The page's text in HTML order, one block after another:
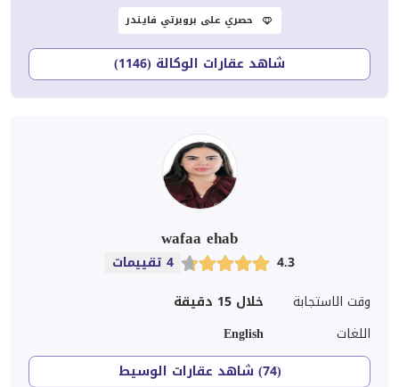
حصري على بروبرتي فايندر
شاهد عقارات الوكالة (1146)
wafaa ehab
4.3
4 تقييمات
وقت الاستجابة
خلال 15 دقيقة
اللغات
English
(74) شاهد عقارات الوسيط